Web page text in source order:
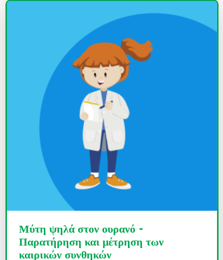
Μύτη ψηλά στον ουρανό -
Παρατήρηση και μέτρηση των
καιρικών συνθηκών